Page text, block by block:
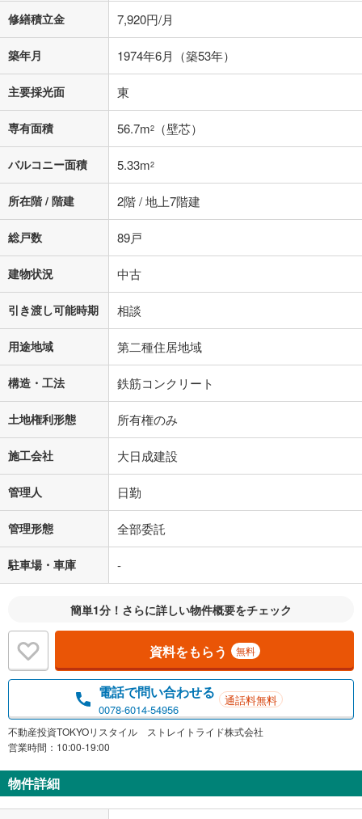
修繕積立金 7,920円/月
築年月 1974年6月（築53年）
主要採光面 東
専有面積 56.7m2 （壁芯）
バルコニー面積 5.33m2
所在階 / 階建 2階 / 地上7階建
総戸数 89戸
建物状況 中古
引き渡し可能時期 相談
用途地域 第二種住居地域
構造・工法 鉄筋コンクリート
土地権利形態 所有権のみ
施工会社 大日成建設
管理人 日勤
管理形態 全部委託
駐車場・車庫 -
簡単1分！さらに詳しい物件概要をチェック
資料をもらう 無料
電話で問い合わせる
0078-6014-54956
通話料無料
不動産投資TOKYOリスタイル ストレイトライド株式会社
営業時間：10:00-19:00
物件詳細